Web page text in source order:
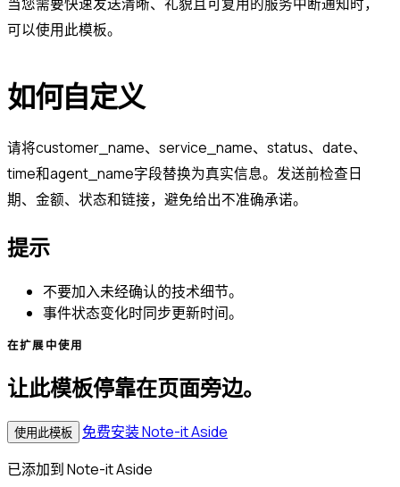
可以使用此模板。
如何自定义
请将customer_name、service_name、status、date、
time和agent_name字段替换为真实信息。发送前检查日
期、金额、状态和链接，避免给出不准确承诺。
提示
不要加入未经确认的技术细节。
事件状态变化时同步更新时间。
在扩展中使用
让此模板停靠在页面旁边。
使用此模板
免费安装 Note-it Aside
已添加到 Note-it Aside